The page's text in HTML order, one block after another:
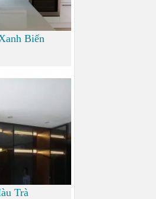
Biển
Trà